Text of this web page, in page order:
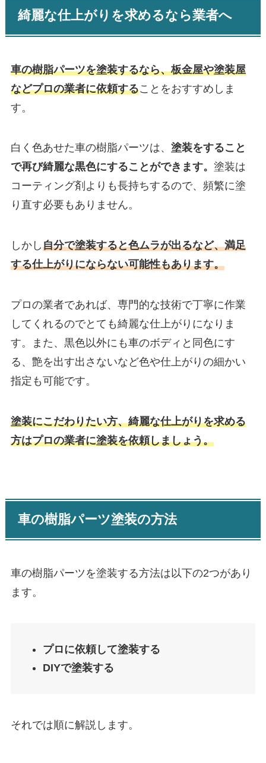
綺麗な仕上がりを求めるなら業者へ
車の樹脂パーツを塗装するなら、板金屋や塗装屋
などプロの業者に依頼することをおすすめしま
す。
白く色あせた車の樹脂パーツは、 塗装をすること
で再び綺麗な黒色にすることができます。 塗装は
コーティング剤よりも長持ちするので、頻繁に塗
り直す必要もありません。
しかし自分で塗装すると色ムラが出るなど、満足
する仕上がりにならない可能性もあります。
プロの業者であれば、専門的な技術で丁寧に作業
してくれるのでとても綺麗な仕上がりになりま
す。
また、黒色以外にも車のボディと同色にす
る、艶を出す出さないなど色や仕上がりの細かい
指定も可能です。
塗装にこだわりたい方、綺麗な仕上がりを求める
方はプロの業者に塗装を依頼しましょう。
車の樹脂パーツ塗装の方法
車の樹脂パーツを塗装する方法は以下の2つがあり
ます。
プロに依頼して塗装する
DIYで塗装する
それでは順に解説します。